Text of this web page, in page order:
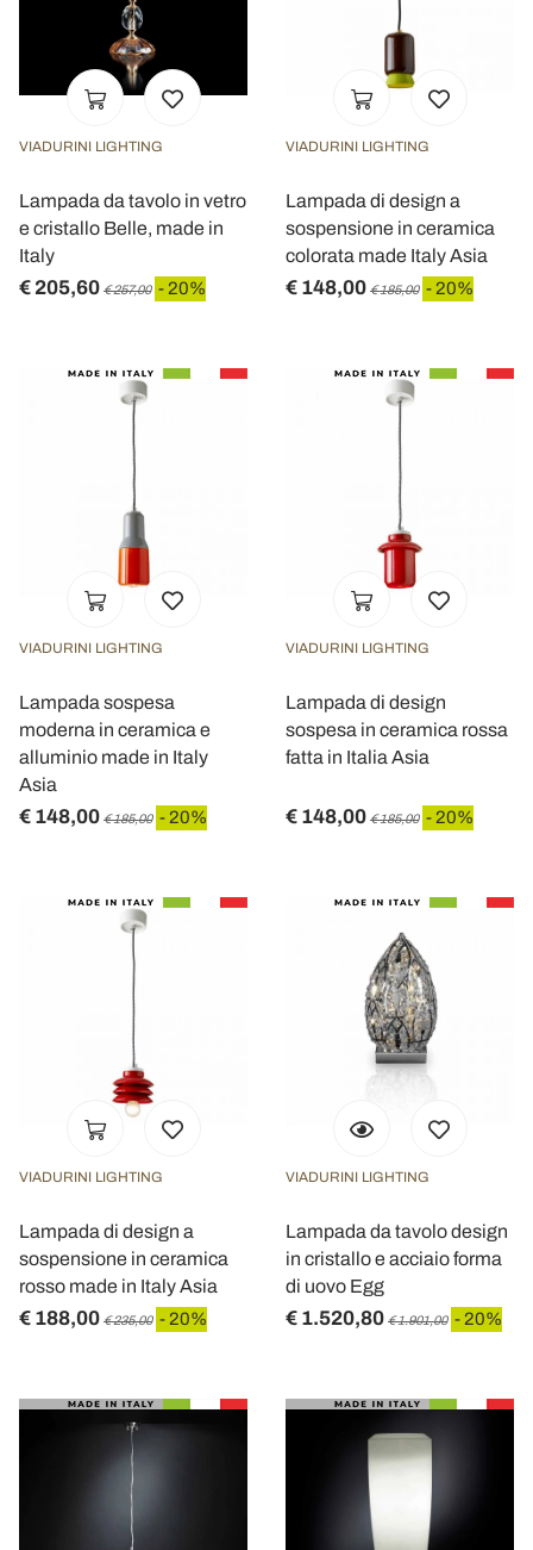
VIADURINI LIGHTING
Lampada da tavolo in vetro
e cristallo Belle, made in
Italy
€ 205,60 € 257,00 - 20%
VIADURINI LIGHTING
Lampada di design a
sospensione in ceramica
colorata made Italy Asia
€ 148,00 € 185,00 - 20%
VIADURINI LIGHTING
Lampada sospesa
moderna in ceramica e
alluminio made in Italy
Asia
€ 148,00 € 185,00 - 20%
VIADURINI LIGHTING
Lampada di design
sospesa in ceramica rossa
fatta in Italia Asia
€ 148,00 € 185,00 - 20%
VIADURINI LIGHTING
Lampada di design a
sospensione in ceramica
rosso made in Italy Asia
€ 188,00 € 235,00 - 20%
VIADURINI LIGHTING
Lampada da tavolo design
in cristallo e acciaio forma
di uovo Egg
€ 1.520,80 € 1.901,00 - 20%